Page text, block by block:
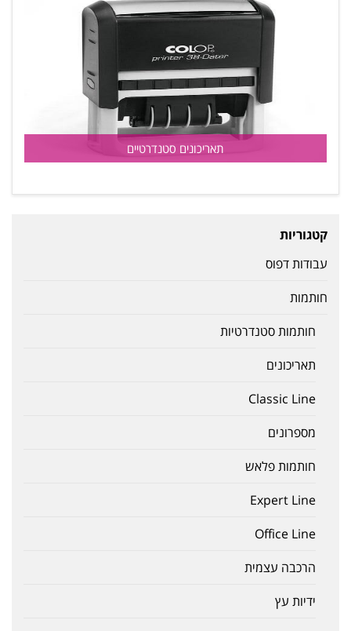
תאריכונים סטנדרטיים
קטגוריות
עבודות דפוס
חותמות
חותמות סטנדרטיות
תאריכונים
Classic Line
מספרונים
חותמות פלאש
Expert Line
Office Line
הרכבה עצמית
ידיות עץ